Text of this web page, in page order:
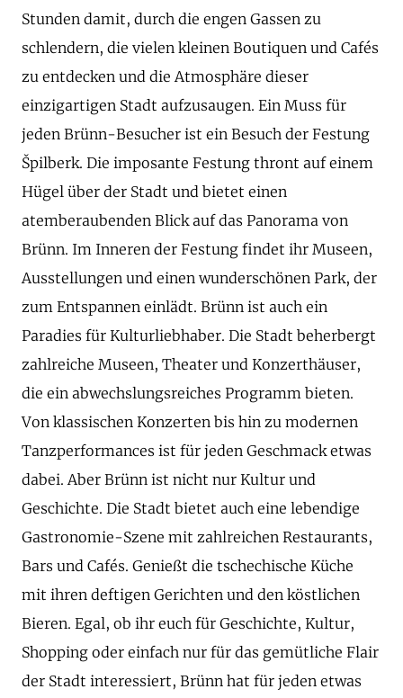
Stunden damit, durch die engen Gassen zu
schlendern, die vielen kleinen Boutiquen und Cafés
zu entdecken und die Atmosphäre dieser
einzigartigen Stadt aufzusaugen. Ein Muss für
jeden Brünn-Besucher ist ein Besuch der Festung
Špilberk. Die imposante Festung thront auf einem
Hügel über der Stadt und bietet einen
atemberaubenden Blick auf das Panorama von
Brünn. Im Inneren der Festung findet ihr Museen,
Ausstellungen und einen wunderschönen Park, der
zum Entspannen einlädt. Brünn ist auch ein
Paradies für Kulturliebhaber. Die Stadt beherbergt
zahlreiche Museen, Theater und Konzerthäuser,
die ein abwechslungsreiches Programm bieten.
Von klassischen Konzerten bis hin zu modernen
Tanzperformances ist für jeden Geschmack etwas
dabei. Aber Brünn ist nicht nur Kultur und
Geschichte. Die Stadt bietet auch eine lebendige
Gastronomie-Szene mit zahlreichen Restaurants,
Bars und Cafés. Genießt die tschechische Küche
mit ihren deftigen Gerichten und den köstlichen
Bieren. Egal, ob ihr euch für Geschichte, Kultur,
Shopping oder einfach nur für das gemütliche Flair
der Stadt interessiert, Brünn hat für jeden etwas